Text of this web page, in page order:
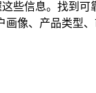
些信息。找到
像、产品类型